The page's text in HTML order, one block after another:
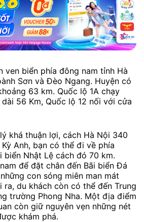
ven biển phía đông nam tỉnh Hà
Sơn và Đèo Ngang. Huyện có
63 km. Quốc lộ 1A chạy
56 Km, Quốc lộ 12 nối với cửa
khá thuận lợi, cách Hà Nội 340
Anh, bạn có thể đi về phía
biển Nhật Lệ cách đó 70 km.
để đặt chân đến Bãi biển Đá
con sóng miên man mát
ra, du khách còn có thể đến Trung
trường Phong Nha. Một địa điểm
còn giữ nguyên vẹn những nét
khám phá.